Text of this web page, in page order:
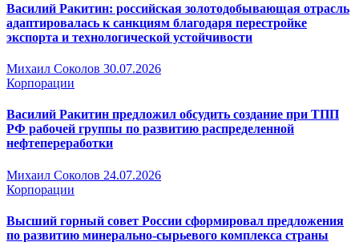
Василий Ракитин: российская золотодобывающая отрасль
адаптировалась к санкциям благодаря перестройке
экспорта и технологической устойчивости
Михаил Соколов 30.07.2026
Корпорации
Василий Ракитин предложил обсудить создание при ТПП
РФ рабочей группы по развитию распределенной
нефтепереработки
Михаил Соколов 24.07.2026
Корпорации
Высший горный совет России сформировал предложения
по развитию минерально-сырьевого комплекса страны